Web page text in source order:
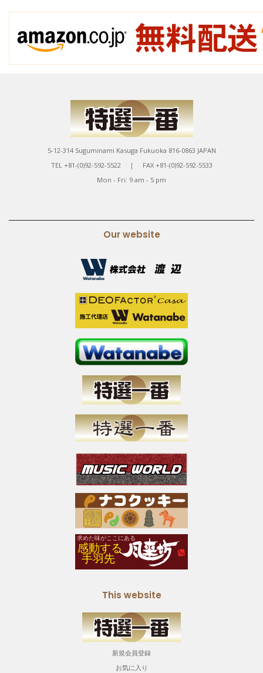
5-12-314 Suguminami Kasuga Fukuoka 816-0863 JAPAN
TEL +81-(0)92-592-5522 | FAX +81-(0)92-592-5533
Mon - Fri: 9 am - 5 pm
Our website
This website
新規会員登録
お気に入り